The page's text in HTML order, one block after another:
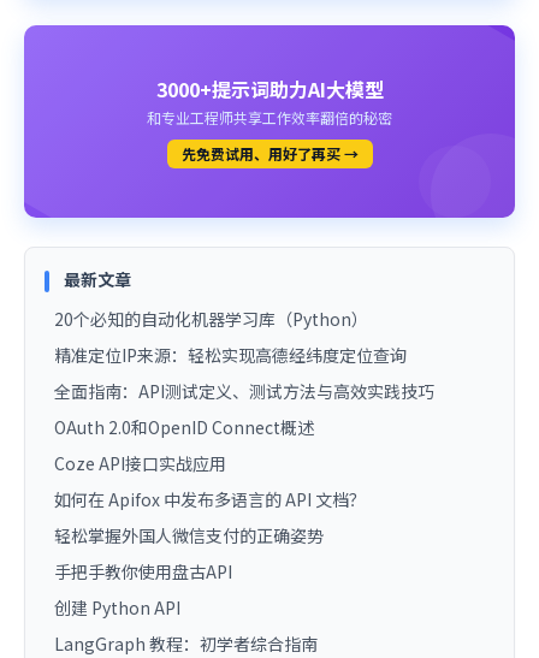
3000+提示词助力AI大模型
和专业工程师共享工作效率翻倍的秘密
先免费试用、用好了再买 →
最新文章
20个必知的自动化机器学习库（Python）
精准定位IP来源：轻松实现高德经纬度定位查询
全面指南：API测试定义、测试方法与高效实践技巧
OAuth 2.0和OpenID Connect概述
Coze API接口实战应用
如何在 Apifox 中发布多语言的 API 文档？
轻松掌握外国人微信支付的正确姿势
手把手教你使用盘古API
创建 Python API
LangGraph 教程：初学者综合指南